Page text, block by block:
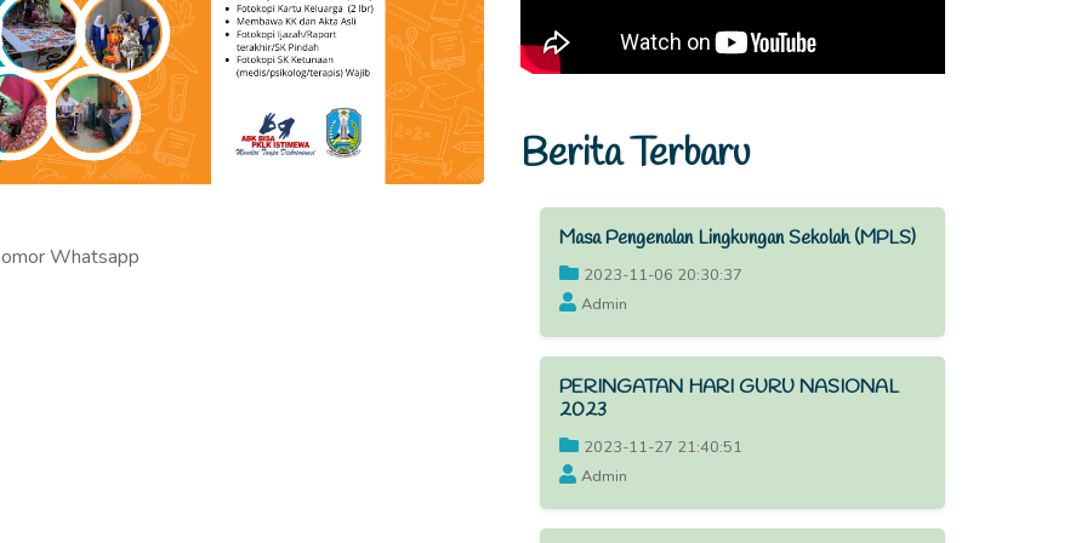
Whatsapp
Berita Terbaru
Masa Pengenalan Lingkungan Sekolah (MPLS)
2023-11-06 20:30:37
Admin
PERINGATAN HARI GURU NASIONAL
2023
2023-11-27 21:40:51
Admin